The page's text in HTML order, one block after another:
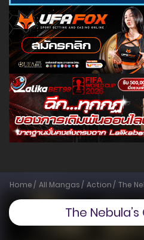
Home All Mangas Action The
The